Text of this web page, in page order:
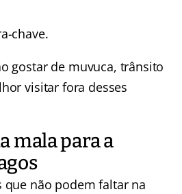
chave.
gostar de muvuca, trânsito
visitar fora desses
mala para a
que não podem faltar na